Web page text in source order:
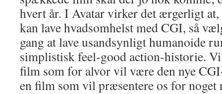
hvert år. I Avatar virker det ærgerligt
kan lave hvadsomhelst med CGI, så
gang at lave usandsynligt humanoide
simplistisk feel-good action-historie.
film som for alvor vil være den nye
en film som vil præsentere os for noget